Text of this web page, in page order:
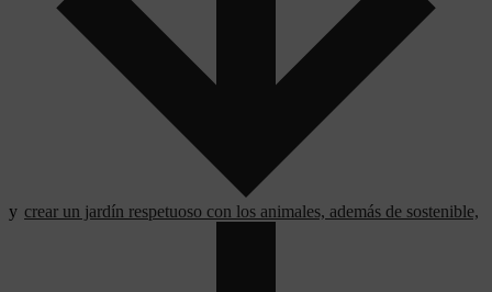
y crear un jardín respetuoso con los animales, además de sostenible,